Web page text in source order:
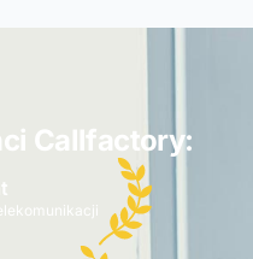
Callfactory: